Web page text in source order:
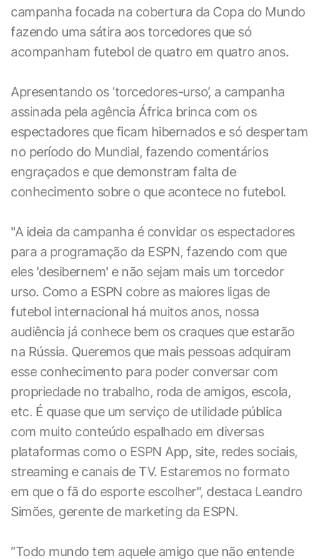
campanha focada na cobertura da Copa do Mundo
fazendo uma sátira aos torcedores que só
acompanham futebol de quatro em quatro anos.
Apresentando os ‘torcedores-urso’, a campanha
assinada pela agência África brinca com os
espectadores que ficam hibernados e só despertam
no período do Mundial, fazendo comentários
engraçados e que demonstram falta de
conhecimento sobre o que acontece no futebol.
"A ideia da campanha é convidar os espectadores
para a programação da ESPN, fazendo com que
eles 'desibernem' e não sejam mais um torcedor
urso. Como a ESPN cobre as maiores ligas de
futebol internacional há muitos anos, nossa
audiência já conhece bem os craques que estarão
na Rússia. Queremos que mais pessoas adquiram
esse conhecimento para poder conversar com
propriedade no trabalho, roda de amigos, escola,
etc. É quase que um serviço de utilidade pública
com muito conteúdo espalhado em diversas
plataformas como o ESPN App, site, redes sociais,
streaming e canais de TV. Estaremos no formato
em que o fã do esporte escolher", destaca Leandro
Simões, gerente de marketing da ESPN.
“Todo mundo tem aquele amigo que não entende